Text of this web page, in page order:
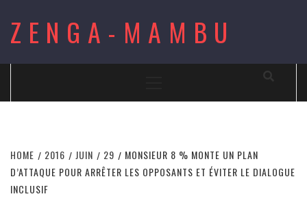
content
ZENGA-MAMBU
HOME 2016 JUIN 29
MONSIEUR 8 % MONTE UN PLAN
D’ATTAQUE POUR ARRÊTER LES OPPOSANTS ET ÉVITER LE DIALOGUE
INCLUSIF